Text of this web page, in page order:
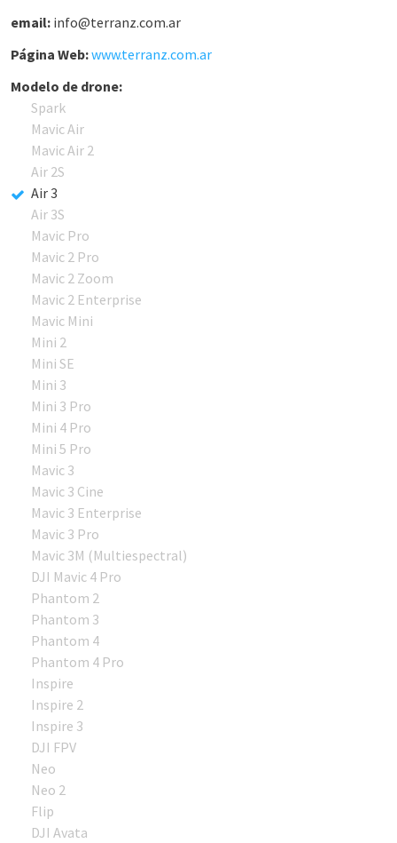
email: info@terranz.com.ar
Página Web:www.terranz.com.ar
Modelo de drone:
Spark
Mavic Air
Mavic Air 2
Air 2S
Air 3
Air 3S
Mavic Pro
Mavic 2 Pro
Mavic 2 Zoom
Mavic 2 Enterprise
Mavic Mini
Mini 2
Mini SE
Mini 3
Mini 3 Pro
Mini 4 Pro
Mini 5 Pro
Mavic 3
Mavic 3 Cine
Mavic 3 Enterprise
Mavic 3 Pro
Mavic 3M (Multiespectral)
DJI Mavic 4 Pro
Phantom 2
Phantom 3
Phantom 4
Phantom 4 Pro
Inspire
Inspire 2
Inspire 3
DJI FPV
Neo
Neo 2
Flip
DJI Avata